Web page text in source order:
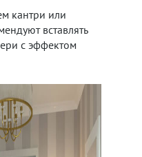
кантри или
вставлять
с эффектом